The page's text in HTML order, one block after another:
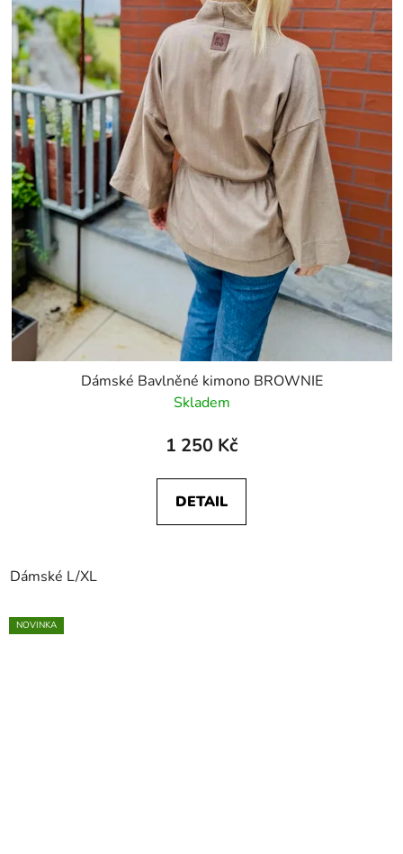
Dámské Bavlněné kimono BROWNIE
Skladem
1 250 Kč
DETAIL
Dámské L/XL
NOVINKA